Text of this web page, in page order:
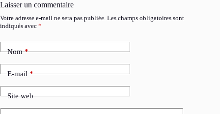
Laisser un commentaire
Votre adresse e-mail ne sera pas publiée. Les champs obligatoires sont
indiqués avec *
Nom*
E-mail*
Site web